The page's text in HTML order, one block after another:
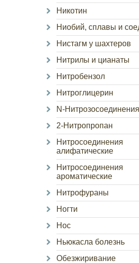
Никотин
Ниобий, сплавы и
Нистагм у шахтеров
Нитрилы и цианаты
Нитробензол
Нитроглицерин
N-Нитрозосоединения
2-Нитропропан
Нитросоединения
алифатические
Нитросоединения
ароматические
Нитрофураны
Ногти
Нос
Ньюкасла болезнь
Обезжиривание